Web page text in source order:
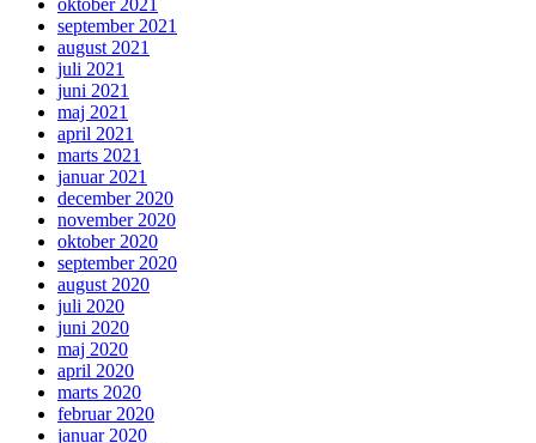
oktober 2021
september 2021
august 2021
juli 2021
juni 2021
maj 2021
april 2021
marts 2021
januar 2021
december 2020
november 2020
oktober 2020
september 2020
august 2020
juli 2020
juni 2020
maj 2020
april 2020
marts 2020
februar 2020
januar 2020